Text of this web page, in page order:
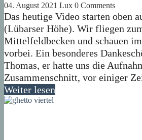
04. August 2021 Lux 0 Comments
Das heutige Video starten oben
(Lübarser Höhe). Wir fliegen
Mittelfeldbecken und schauen
vorbei. Ein besonderes
Thomas, er hatte uns die
Zusammenschnitt, vor einiger
Weiter lesen